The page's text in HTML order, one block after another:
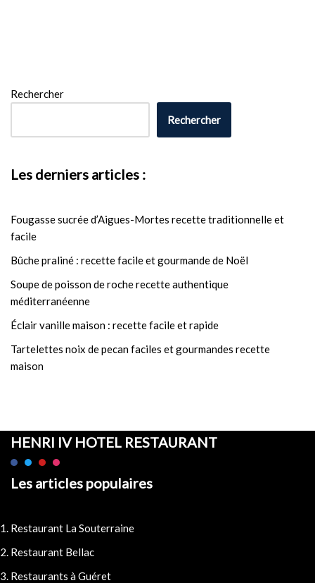
Rechercher
Rechercher
Les derniers articles :
Fougasse sucrée d’Aigues-Mortes recette traditionnelle et
facile
Bûche praliné : recette facile et gourmande de Noël
Soupe de poisson de roche recette authentique
méditerranéenne
Éclair vanille maison : recette facile et rapide
Tartelettes noix de pecan faciles et gourmandes recette
maison
HENRI IV HOTEL RESTAURANT
Les articles populaires
Restaurant La Souterraine
Restaurant Bellac
Restaurants à Guéret